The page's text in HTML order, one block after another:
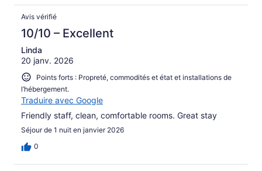
Avis vérifié
10/10 – Excellent
Linda
20 janv. 2026
Points forts : Propreté, commodités et état et installations de
l’hébergement.
Traduire avec Google
Friendly staff, clean, comfortable rooms. Great stay
Séjour de 1 nuit en janvier 2026
0